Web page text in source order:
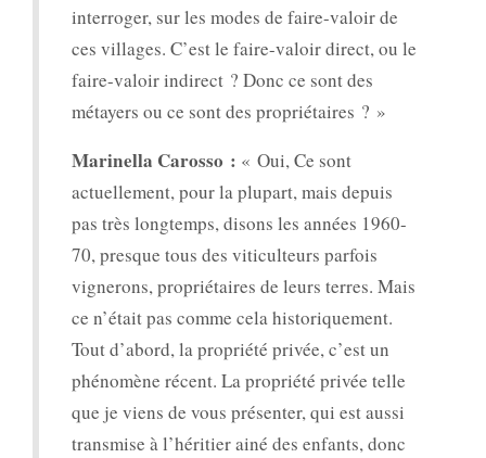
interroger, sur les modes de faire-valoir de
ces villages. C’est le faire-valoir direct, ou le
faire-valoir indirect ? Donc ce sont des
métayers ou ce sont des propriétaires ? »
Marinella Carosso : « Oui, Ce sont
actuellement, pour la plupart, mais depuis
pas très longtemps, disons les années 1960-
70, presque tous des viticulteurs parfois
vignerons, propriétaires de leurs terres. Mais
ce n’était pas comme cela historiquement.
Tout d’abord, la propriété privée, c’est un
phénomène récent. La propriété privée telle
que je viens de vous présenter, qui est aussi
transmise à l’héritier ainé des enfants, donc